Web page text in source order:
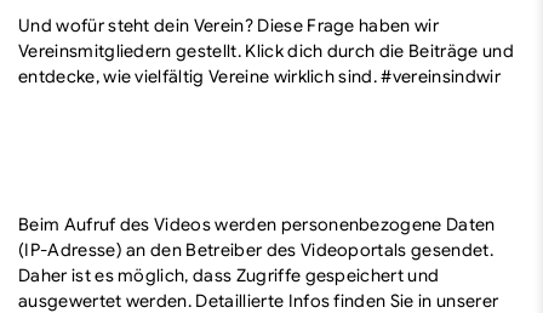
Und wofür steht dein Verein? Diese Frage haben wir
Vereinsmitgliedern gestellt. Klick dich durch die Beiträge und
entdecke, wie vielfältig Vereine wirklich sind. #vereinsindwir
Beim Aufruf des Videos werden personenbezogene Daten
(IP-Adresse) an den Betreiber des Videoportals gesendet.
Daher ist es möglich, dass Zugriffe gespeichert und
ausgewertet werden. Detaillierte Infos finden Sie in unserer